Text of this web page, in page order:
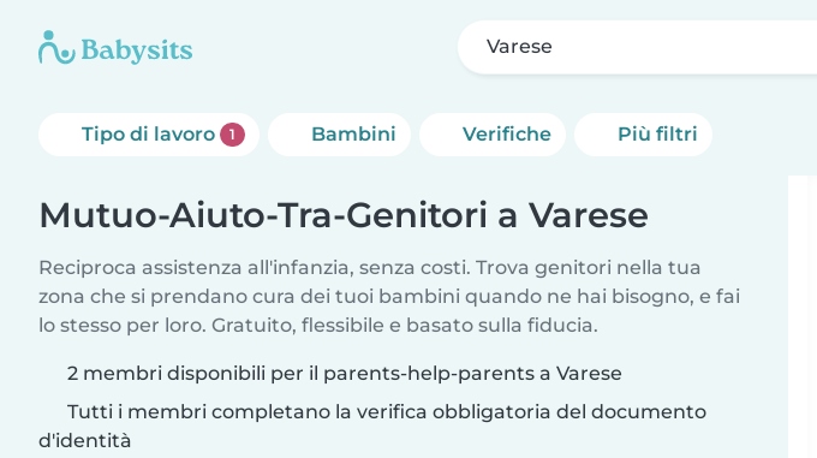
Varese
Tipo di lavoro 1 Bambini Verifiche Più filtri
Mutuo-Aiuto-Tra-Genitori a Varese
Reciproca assistenza all'infanzia, senza costi. Trova genitori nella tua
zona che si prendano cura dei tuoi bambini quando ne hai bisogno, e fai
lo stesso per loro. Gratuito, flessibile e basato sulla fiducia.
2 membri disponibili per il parents-help-parents a Varese
Tutti i membri completano la verifica obbligatoria del documento
d'identità